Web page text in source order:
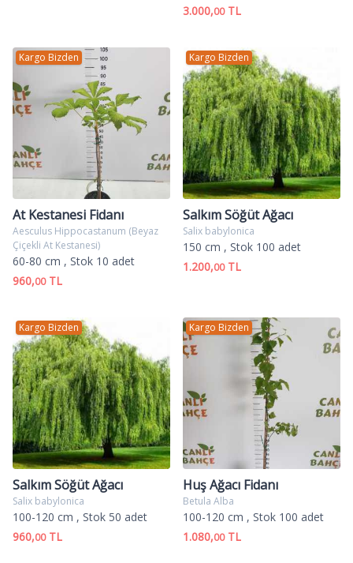
3.000,00TL
Kargo Bizden
At Kestanesi Fidanı
Aesculus Hippocastanum (Beyaz
Çiçekli At Kestanesi)
60-80 cm , Stok 10 adet
960,00TL
Kargo Bizden
Salkım Söğüt Ağacı
Salix babylonica
150 cm , Stok 100 adet
1.200,00TL
Kargo Bizden
Salkım Söğüt Ağacı
Salix babylonica
100-120 cm , Stok 50 adet
960,00TL
Kargo Bizden
Huş Ağacı Fidanı
Betula Alba
100-120 cm , Stok 100 adet
1.080,00TL